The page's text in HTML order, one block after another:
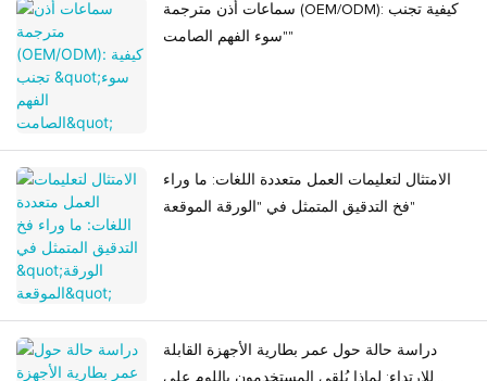
سماعات أذن مترجمة (OEM/ODM): كيفية تجنب
"سوء الفهم الصامت"
الامتثال لتعليمات العمل متعددة اللغات: ما وراء
فخ التدقيق المتمثل في "الورقة الموقعة"
دراسة حالة حول عمر بطارية الأجهزة القابلة
للارتداء: لماذا يُلقي المستخدمون باللوم على